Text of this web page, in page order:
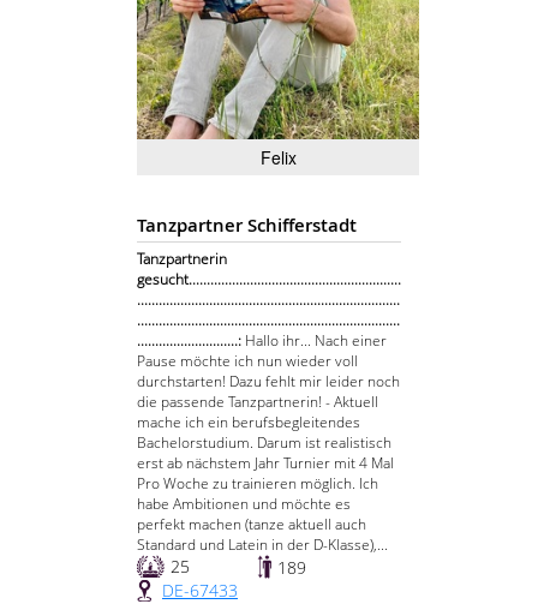
Felix
Tanzpartner Schifferstadt
Tanzpartnerin
gesucht...........................................................
.........................................................................
.........................................................................
............................: Hallo ihr... Nach einer
Pause möchte ich nun wieder voll
durchstarten! Dazu fehlt mir leider noch
die passende Tanzpartnerin! - Aktuell
mache ich ein berufsbegleitendes
Bachelorstudium. Darum ist realistisch
erst ab nächstem Jahr Turnier mit 4 Mal
Pro Woche zu trainieren möglich. Ich
habe Ambitionen und möchte es
perfekt machen (tanze aktuell auch
Standard und Latein in der D-Klasse),...
25
189
DE-67433